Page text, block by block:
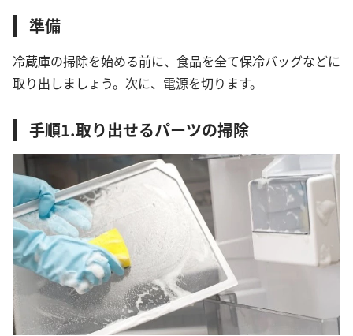
準備
冷蔵庫の掃除を始める前に、食品を全て保冷バッグなどに
取り出しましょう。次に、電源を切ります。
手順1.取り出せるパーツの掃除